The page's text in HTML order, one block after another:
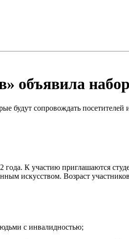
объявила набор
будут сопровождать
года. К участию приглашаются
искусством. Возраст
с инвалидностью;